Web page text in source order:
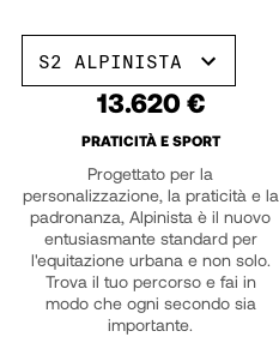
S2 ALPINISTA
13.620 €
PRATICITÀ E SPORT
Progettato per la
personalizzazione, la praticità e la
padronanza, Alpinista è il nuovo
entusiasmante standard per
l'equitazione urbana e non solo.
Trova il tuo percorso e fai in
modo che ogni secondo sia
importante.